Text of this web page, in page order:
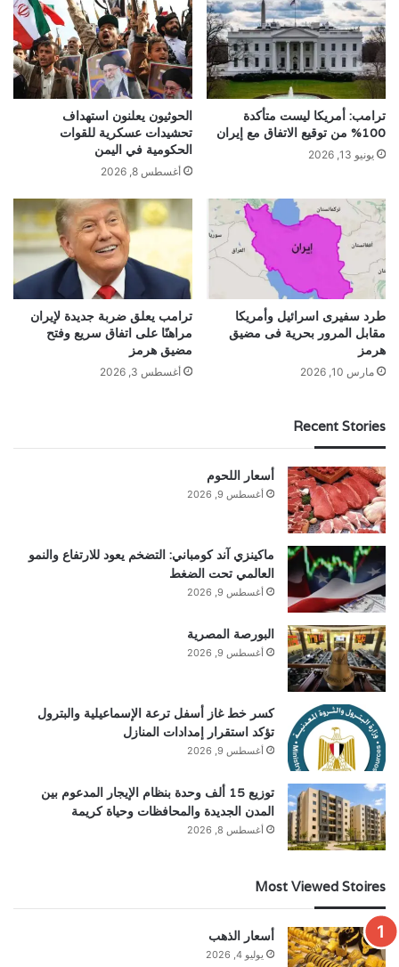
ترامب: أمريكا ليست متأكدة
100% من توقيع الاتفاق مع إيران
يونيو 13, 2026
الحوثيون يعلنون استهداف
تحشيدات عسكرية للقوات
الحكومية في اليمن
أغسطس 8, 2026
طرد سفيرى اسرائيل وأمريكا
مقابل المرور بحرية فى مضيق
هرمز
مارس 10, 2026
ترامب يعلق ضربة جديدة لإيران
مراهنًا على اتفاق سريع وفتح
مضيق هرمز
أغسطس 3, 2026
Recent Stories
أسعار اللحوم
أغسطس 9, 2026
ماكينزي آند كومباني: التضخم يعود للارتفاع والنمو
العالمي تحت الضغط
أغسطس 9, 2026
البورصة المصرية
أغسطس 9, 2026
كسر خط غاز أسفل ترعة الإسماعيلية والبترول
تؤكد استقرار إمدادات المنازل
أغسطس 9, 2026
توزيع 15 ألف وحدة بنظام الإيجار المدعوم بين
المدن الجديدة والمحافظات وحياة كريمة
أغسطس 8, 2026
Most Viewed Stoires
أسعار الذهب
يوليو 4, 2026